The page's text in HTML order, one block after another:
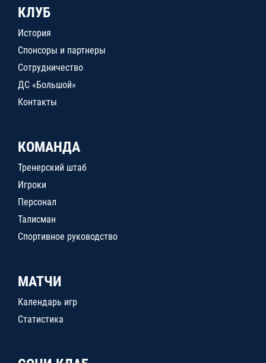
КЛУБ
История
Спонсоры и партнеры
Сотрудничество
ДС «Большой»
Контакты
КОМАНДА
Тренерский штаб
Игроки
Персонал
Талисман
Спортивное руководство
МАТЧИ
Календарь игр
Статистика